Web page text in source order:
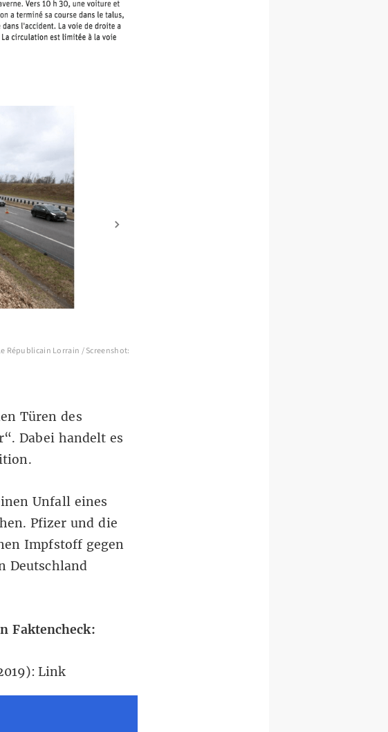
Républicain Lorrain / Screenshot:
Türen des
Dabei handelt es
.
Unfall eines
Pfizer und die
Impfstoff gegen
Deutschland
Faktencheck:
Link